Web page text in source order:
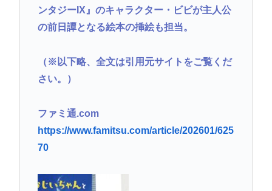
ンタジーIX』のキャラクター・ビビが主人公
の前日譚となる絵本の挿絵も担当。
（※以下略、全文は引用元サイトをご覧くだ
さい。）
ファミ通.com
https://www.famitsu.com/article/202601/625
70